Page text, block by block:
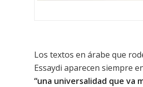
Los textos en árabe que
Essaydi aparecen siempre
“una universalidad que va